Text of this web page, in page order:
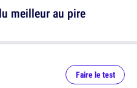
meilleur au pire
Faire le test